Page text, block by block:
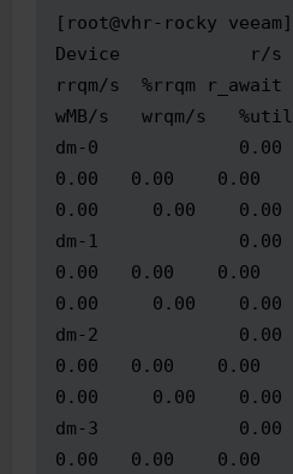
[root@vhr-rocky
Device            r/s
rrqm/s  %rrqm
wMB/s   wrqm/s   %util
dm-0             0.00
0.00   0.00    0.00
0.00     0.00    0.00
dm-1             0.00
0.00   0.00    0.00
0.00     0.00    0.00
dm-2             0.00
0.00   0.00    0.00
0.00     0.00    0.00
dm-3             0.00
0.00   0.00    0.00